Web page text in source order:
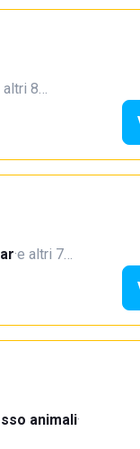
altri 8…
·e altri 7…
animali·